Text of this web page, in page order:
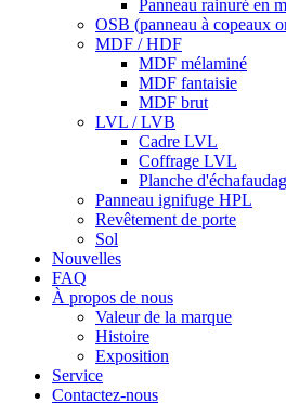
Panneau rainuré en
OSB (panneau à copeaux
MDF / HDF
MDF mélaminé
MDF fantaisie
MDF brut
LVL / LVB
Cadre LVL
Coffrage LVL
Planche
Panneau ignifuge HPL
Revêtement de porte
Sol
Nouvelles
FAQ
À propos de nous
Valeur de la marque
Histoire
Exposition
Service
Contactez-nous